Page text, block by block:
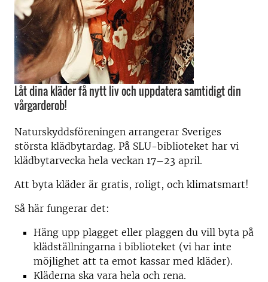
Låt dina kläder få nytt liv och uppdatera samtidigt din
vårgarderob!
Naturskyddsföreningen arrangerar Sveriges
största klädbytardag. På SLU-biblioteket har vi
klädbytarvecka hela veckan 17–23 april.
Att byta kläder är gratis, roligt, och klimatsmart!
Så här fungerar det:
Häng upp plagget eller plaggen du vill byta på
klädställningarna i biblioteket (vi har inte
möjlighet att ta emot kassar med kläder).
Kläderna ska vara hela och rena.